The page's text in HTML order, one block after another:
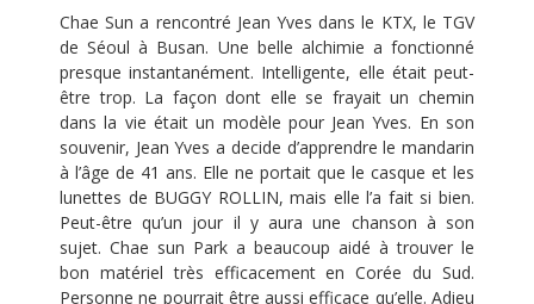
Chae Sun a rencontré Jean Yves dans le KTX, le TGV
de Séoul à Busan. Une belle alchimie a fonctionné
presque instantanément. Intelligente, elle était peut-
être trop. La façon dont elle se frayait un chemin
dans la vie était un modèle pour Jean Yves. En son
souvenir, Jean Yves a decide d’apprendre le mandarin
à l’âge de 41 ans. Elle ne portait que le casque et les
lunettes de BUGGY ROLLIN, mais elle l’a fait si bien.
Peut-être qu’un jour il y aura une chanson à son
sujet. Chae sun Park a beaucoup aidé à trouver le
bon matériel très efficacement en Corée du Sud.
Personne ne pourrait être aussi efficace qu’elle. Adieu